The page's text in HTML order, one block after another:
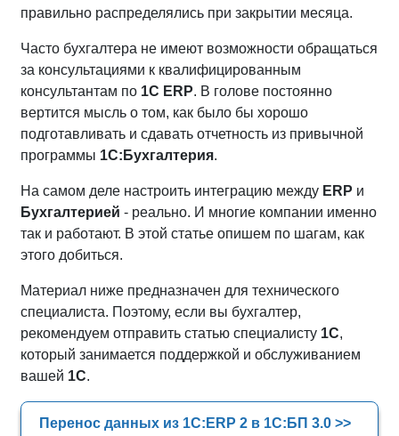
правильно распределялись при закрытии месяца.
Часто бухгалтера не имеют возможности обращаться
за консультациями к квалифицированным
консультантам по 1С ERP. В голове постоянно
вертится мысль о том, как было бы хорошо
подготавливать и сдавать отчетность из привычной
программы 1С:Бухгалтерия.
На самом деле настроить интеграцию между ERP и
Бухгалтерией - реально. И многие компании именно
так и работают. В этой статье опишем по шагам, как
этого добиться.
Материал ниже предназначен для технического
специалиста. Поэтому, если вы бухгалтер,
рекомендуем отправить статью специалисту 1С,
который занимается поддержкой и обслуживанием
вашей 1С.
Перенос данных из 1С:ERP 2 в 1С:БП 3.0 >>